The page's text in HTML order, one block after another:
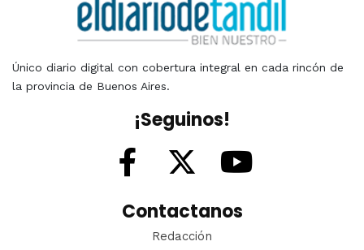
Único diario digital con cobertura integral en cada rincón de
la provincia de Buenos Aires.
¡Seguinos!
Contactanos
Redacción